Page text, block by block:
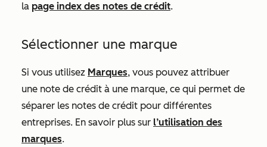
la page index des notes de crédit.
Sélectionner une marque
Si vous utilisez Marques, vous pouvez attribuer
une note de crédit à une marque, ce qui permet de
séparer les notes de crédit pour différentes
entreprises. En savoir plus sur l’utilisation des
marques.